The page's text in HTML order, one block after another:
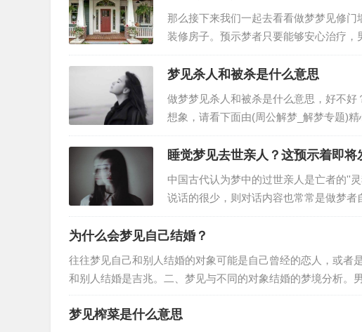
那么接下来我们一起去看看做梦梦见修
装修房子。预示梦者只要能够安心治疗
事情；女人梦见装修房子，预示梦者着
梦见杀人和被杀是什么意思
做梦梦见杀人和被杀是什么意思，好不
想象，请看下面由(周公解梦_解梦专题)
大全。从周公解梦而言，梦到杀人和被
睡觉梦见去世亲人？这预示着即将
中国古代认为梦中的过世亲人是亡者的''
说话的很少，则对话内容也常常是做梦
跟以前一般跟自己生活在一起，表示你
为什么会梦见自己结婚？
往往梦见自己和别人结婚的对象可能是自己曾经的恋人，或者
和别人结婚是吉兆。二、梦见与不同的对象结婚的梦境分析。
8.已婚者梦见自己和朋友结婚。…
梦见榨菜是什么意思